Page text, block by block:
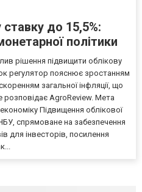
до 15,5%:
політики
рішення підвищити облікову
регулятор пояснює зростанням
загальної інфляції, що
розповідає AgroReview. Мета
Підвищення облікової
спрямоване на забезпечення
для інвесторів, посилення